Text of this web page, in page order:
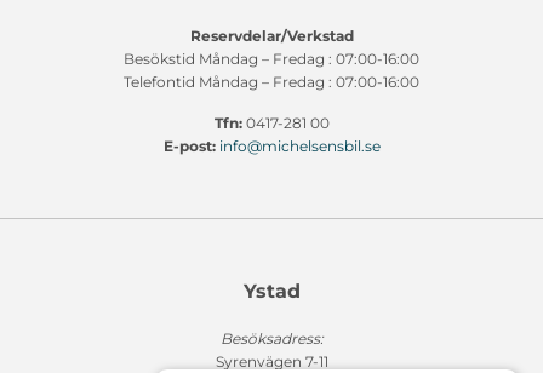
Reservdelar/Verkstad
Besökstid Måndag – Fredag : 07:00-16:00
Telefontid Måndag – Fredag : 07:00-16:00
Tfn:0417-281 00
E-post: info@michelsensbil.se
Ystad
Besöksadress:
Syrenvägen 7-11